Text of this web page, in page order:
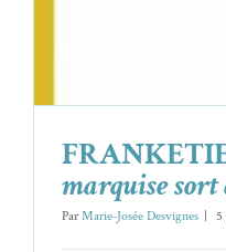
marquise sort
ParMarie-Josée Desvignes 5